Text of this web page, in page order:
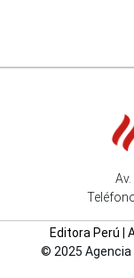
Editora Perú
© 2025 Agencia